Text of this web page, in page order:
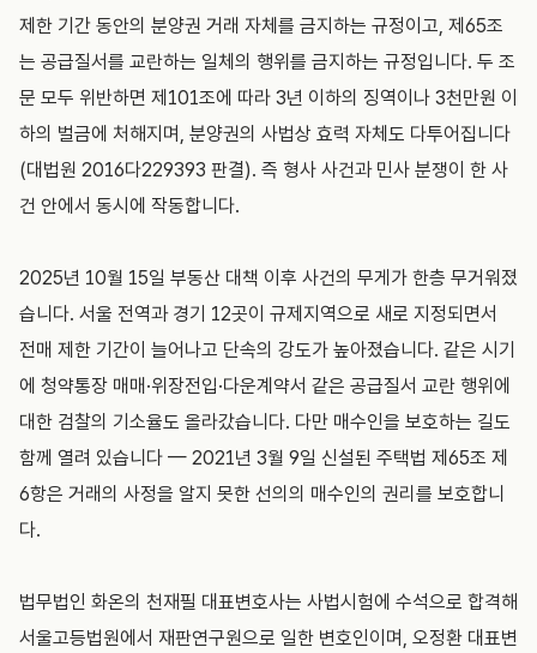
제한 기간 동안의 분양권 거래 자체를 금지하는 규정이고, 제65조
는 공급질서를 교란하는 일체의 행위를 금지하는 규정입니다. 두 조
문 모두 위반하면 제101조에 따라 3년 이하의 징역이나 3천만원 이
하의 벌금에 처해지며, 분양권의 사법상 효력 자체도 다투어집니다
(대법원 2016다229393 판결). 즉 형사 사건과 민사 분쟁이 한 사
건 안에서 동시에 작동합니다.
2025년 10월 15일 부동산 대책 이후 사건의 무게가 한층 무거워졌
습니다. 서울 전역과 경기 12곳이 규제지역으로 새로 지정되면서
전매 제한 기간이 늘어나고 단속의 강도가 높아졌습니다. 같은 시기
에 청약통장 매매·위장전입·다운계약서 같은 공급질서 교란 행위에
대한 검찰의 기소율도 올라갔습니다. 다만 매수인을 보호하는 길도
함께 열려 있습니다 — 2021년 3월 9일 신설된 주택법 제65조 제
6항은 거래의 사정을 알지 못한 선의의 매수인의 권리를 보호합니
다.
법무법인 화온의 천재필 대표변호사는 사법시험에 수석으로 합격해
서울고등법원에서 재판연구원으로 일한 변호인이며, 오정환 대표변